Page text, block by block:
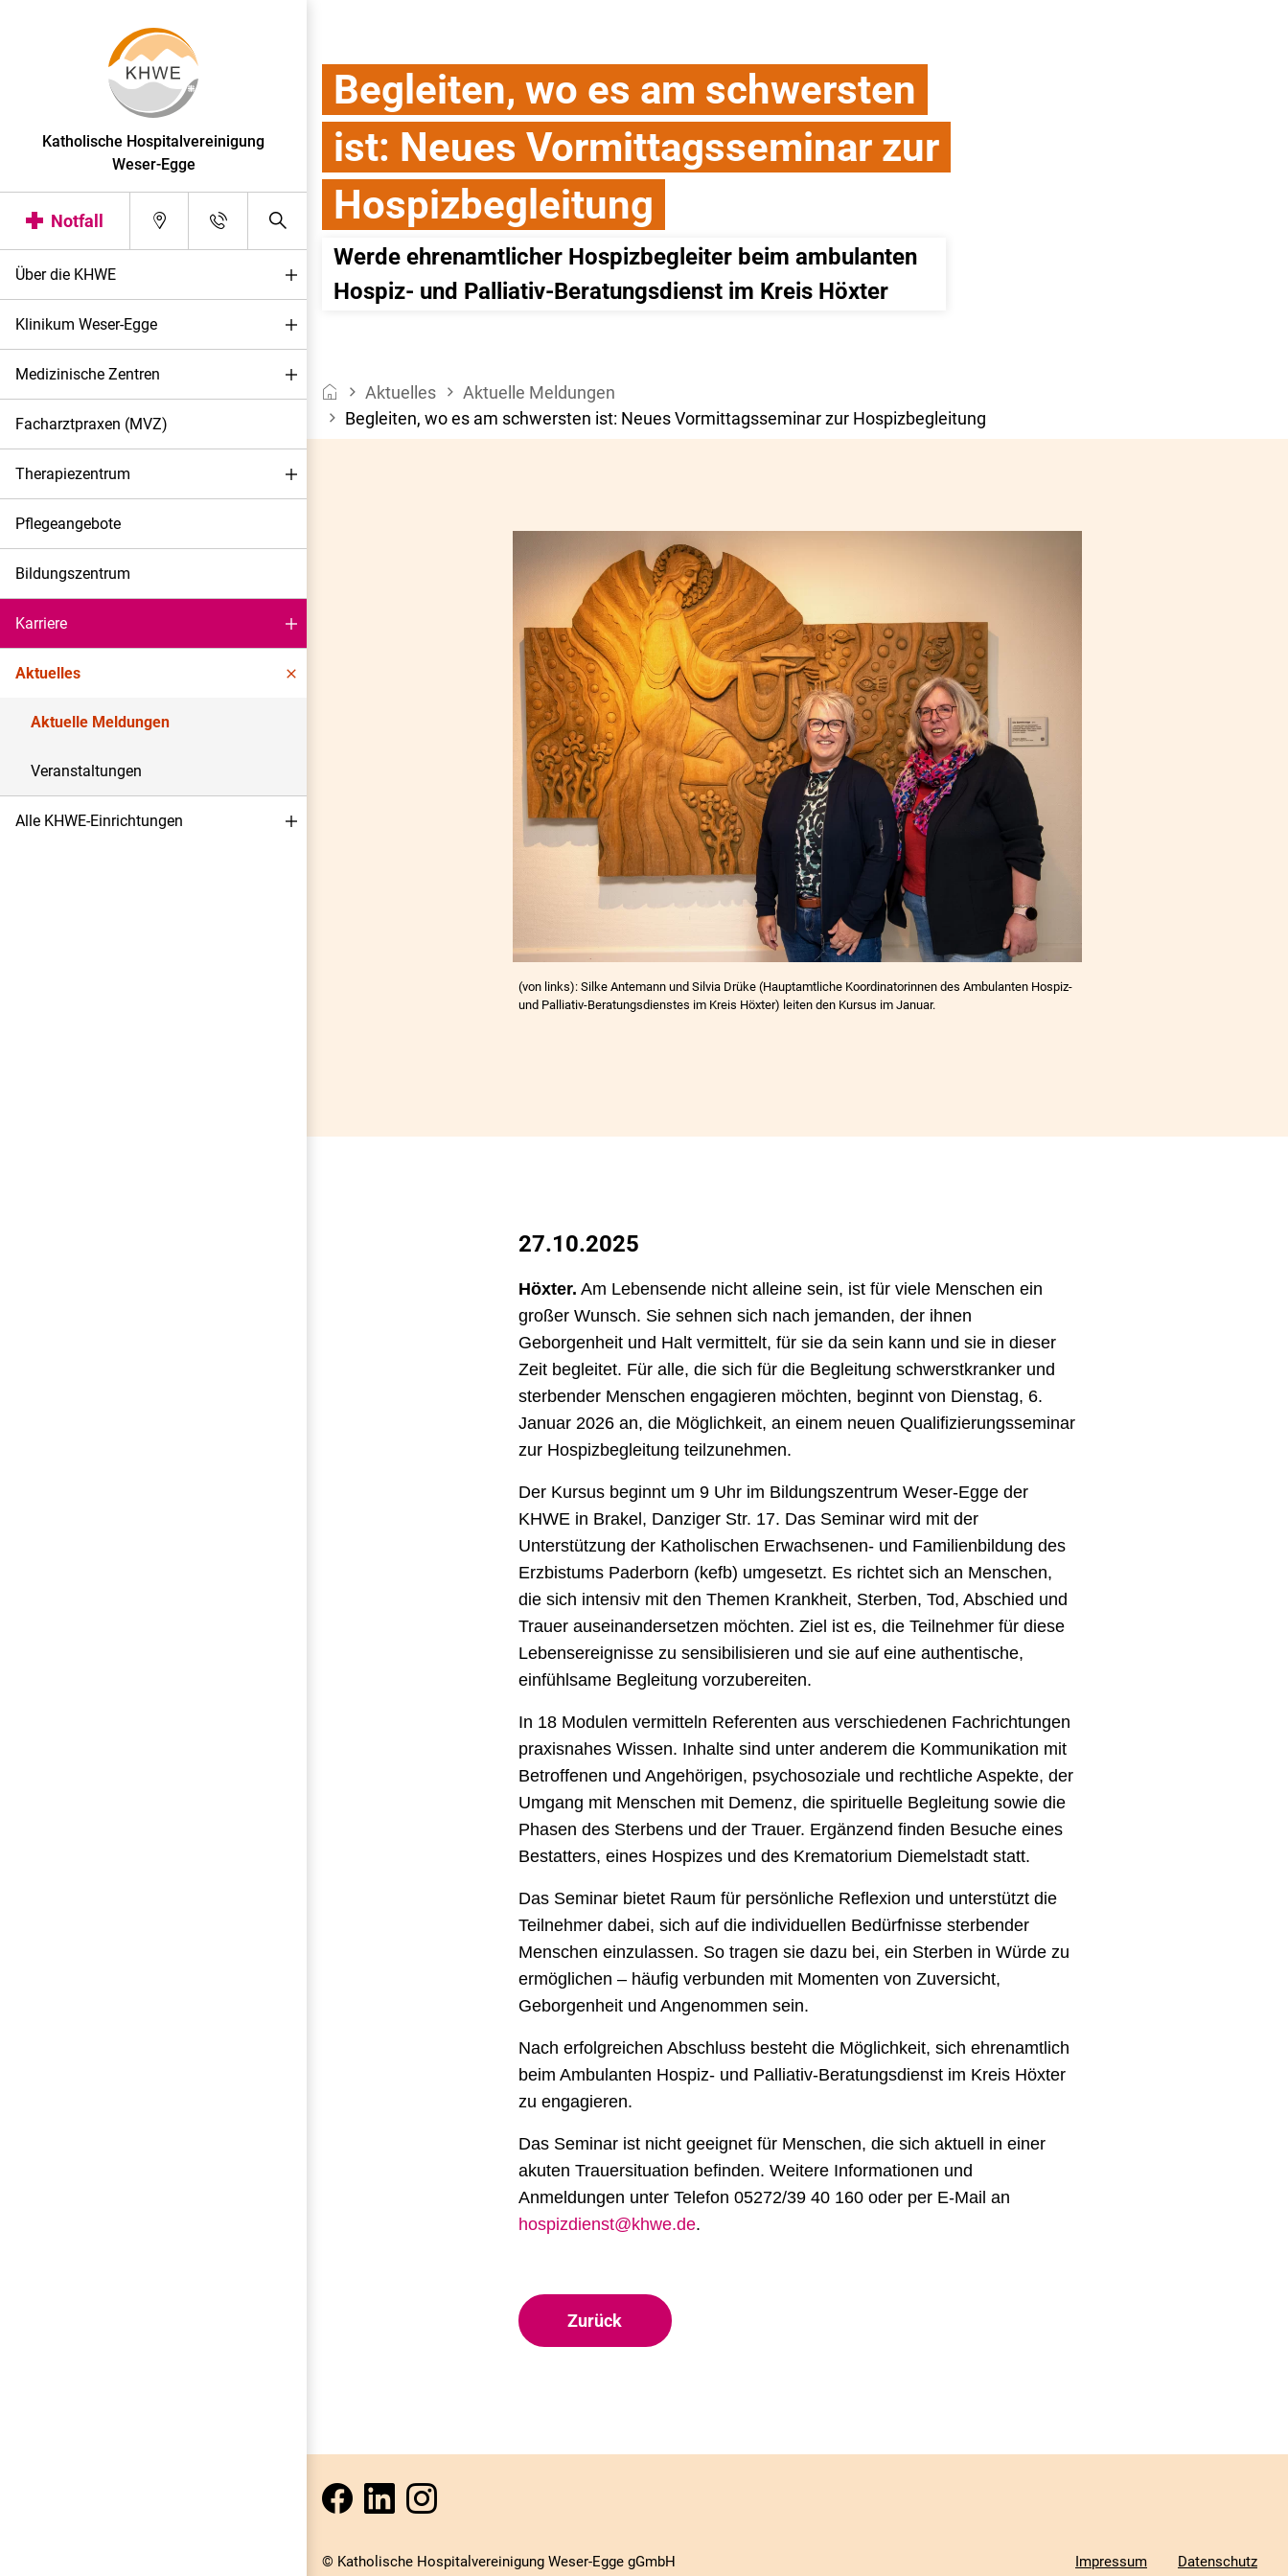
Katholische Hospitalvereinigung
Weser-Egge
Notfall
Über die KHWE
Klinikum Weser-Egge
Medizinische Zentren
Facharztpraxen (MVZ)
Therapiezentrum
Pflegeangebote
Bildungszentrum
Karriere
Aktuelles
Aktuelle Meldungen
Veranstaltungen
Alle KHWE-Einrichtungen
Begleiten, wo es am schwersten
ist: Neues Vormittagsseminar zur
Hospizbegleitung
Werde ehrenamtlicher Hospizbegleiter beim ambulanten
Hospiz- und Palliativ-Beratungsdienst im Kreis Höxter
Aktuelles
Aktuelle Meldungen
Begleiten, wo es am schwersten ist: Neues Vormittagsseminar zur Hospizbegleitung
(von links): Silke Antemann und Silvia Drüke (Hauptamtliche Koordinatorinnen des Ambulanten Hospiz-
und Palliativ-Beratungsdienstes im Kreis Höxter) leiten den Kursus im Januar.
27.10.2025
Höxter. Am Lebensende nicht alleine sein, ist für viele Menschen ein
großer Wunsch. Sie sehnen sich nach jemanden, der ihnen
Geborgenheit und Halt vermittelt, für sie da sein kann und sie in dieser
Zeit begleitet. Für alle, die sich für die Begleitung schwerstkranker und
sterbender Menschen engagieren möchten, beginnt von Dienstag, 6.
Januar 2026 an, die Möglichkeit, an einem neuen Qualifizierungsseminar
zur Hospizbegleitung teilzunehmen.
Der Kursus beginnt um 9 Uhr im Bildungszentrum Weser-Egge der
KHWE in Brakel, Danziger Str. 17. Das Seminar wird mit der
Unterstützung der Katholischen Erwachsenen- und Familienbildung des
Erzbistums Paderborn (kefb) umgesetzt. Es richtet sich an Menschen,
die sich intensiv mit den Themen Krankheit, Sterben, Tod, Abschied und
Trauer auseinandersetzen möchten. Ziel ist es, die Teilnehmer für diese
Lebensereignisse zu sensibilisieren und sie auf eine authentische,
einfühlsame Begleitung vorzubereiten.
In 18 Modulen vermitteln Referenten aus verschiedenen Fachrichtungen
praxisnahes Wissen. Inhalte sind unter anderem die Kommunikation mit
Betroffenen und Angehörigen, psychosoziale und rechtliche Aspekte, der
Umgang mit Menschen mit Demenz, die spirituelle Begleitung sowie die
Phasen des Sterbens und der Trauer. Ergänzend finden Besuche eines
Bestatters, eines Hospizes und des Krematorium Diemelstadt statt.
Das Seminar bietet Raum für persönliche Reflexion und unterstützt die
Teilnehmer dabei, sich auf die individuellen Bedürfnisse sterbender
Menschen einzulassen. So tragen sie dazu bei, ein Sterben in Würde zu
ermöglichen – häufig verbunden mit Momenten von Zuversicht,
Geborgenheit und Angenommen sein.
Nach erfolgreichen Abschluss besteht die Möglichkeit, sich ehrenamtlich
beim Ambulanten Hospiz- und Palliativ-Beratungsdienst im Kreis Höxter
zu engagieren.
Das Seminar ist nicht geeignet für Menschen, die sich aktuell in einer
akuten Trauersituation befinden. Weitere Informationen und
Anmeldungen unter Telefon 05272/39 40 160 oder per E-Mail an
hospizdienst@khwe.de.
Zurück
© Katholische Hospitalvereinigung Weser-Egge gGmbH Impressum Datenschutz